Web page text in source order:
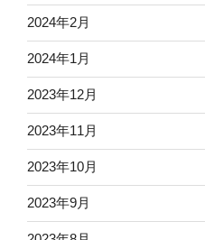
2024年2月
2024年1月
2023年12月
2023年11月
2023年10月
2023年9月